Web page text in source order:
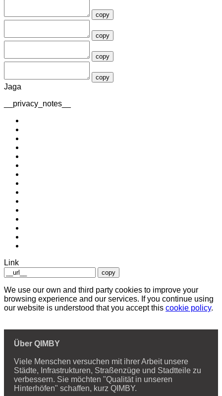
copy
copy
copy
copy
Jaga
__privacy_notes__
Link
copy
We use our own and third party cookies to improve your
browsing experience and our services. If you continue using
our website is understood that you accept this cookie policy.
Über QIMBY
Viele Menschen versuchen mit ihrer Arbeit unsere
Städte, Infrastrukturen, Straßenzüge und Stadtteile zu
verbessern. Sie möchten "Qualität in unseren
Hinterhöfen" schaffen, kurz QIMBY.